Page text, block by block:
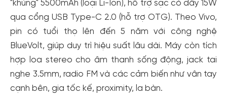
"khủng" 5500mAh (loại Li-Ion), hỗ trợ sạc có dây 15W
qua cổng USB Type-C 2.0 (hỗ trợ OTG). Theo Vivo,
pin có tuổi thọ lên đến 5 năm với công nghệ
BlueVolt, giúp duy trì hiệu suất lâu dài. Máy còn tích
hợp loa stereo cho âm thanh sống động, jack tai
nghe 3.5mm, radio FM và các cảm biến như vân tay
cạnh bên, gia tốc kế, proximity, la bàn.